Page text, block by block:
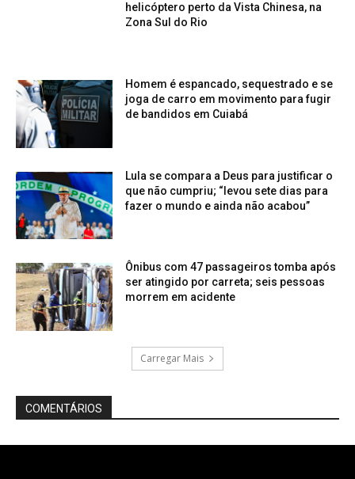
helicóptero perto da Vista Chinesa, na
Zona Sul do Rio
Homem é espancado, sequestrado e se
joga de carro em movimento para fugir
de bandidos em Cuiabá
Lula se compara a Deus para justificar o
que não cumpriu; “levou sete dias para
fazer o mundo e ainda não acabou”
Ônibus com 47 passageiros tomba após
ser atingido por carreta; seis pessoas
morrem em acidente
Carregar Mais
COMENTÁRIOS